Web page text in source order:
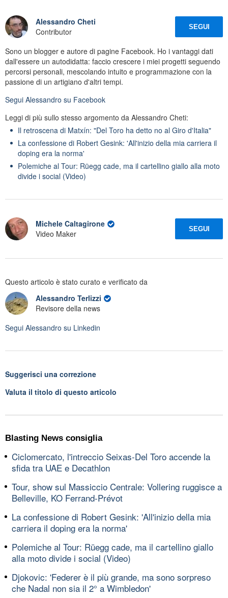
Alessandro Cheti
Contributor
SEGUI
Sono un blogger e autore di pagine Facebook. Ho i vantaggi dati
dall'essere un autodidatta: faccio crescere i miei progetti seguendo
percorsi personali, mescolando intuito e programmazione con la
passione di un artigiano d'altri tempi.
Segui Alessandro su Facebook
Leggi di più sullo stesso argomento da Alessandro Cheti:
Il retroscena di Matxín: "Del Toro ha detto no al Giro d'Italia"
La confessione di Robert Gesink: 'All'inizio della mia carriera il
doping era la norma'
Polemiche al Tour: Rüegg cade, ma il cartellino giallo alla moto
divide i social (Video)
Michele Caltagirone
Video Maker
SEGUI
Questo articolo è stato curato e verificato da
Alessandro Terlizzi
Revisore della news
Segui Alessandro su Linkedin
Suggerisci una correzione
Valuta il titolo di questo articolo
Blasting News consiglia
Ciclomercato, l'intreccio Seixas-Del Toro accende la
sfida tra UAE e Decathlon
Tour, show sul Massiccio Centrale: Vollering ruggisce a
Belleville, KO Ferrand-Prévot
La confessione di Robert Gesink: 'All'inizio della mia
carriera il doping era la norma'
Polemiche al Tour: Rüegg cade, ma il cartellino giallo
alla moto divide i social (Video)
Djokovic: 'Federer è il più grande, ma sono sorpreso
che Nadal non sia il 2° a Wimbledon'